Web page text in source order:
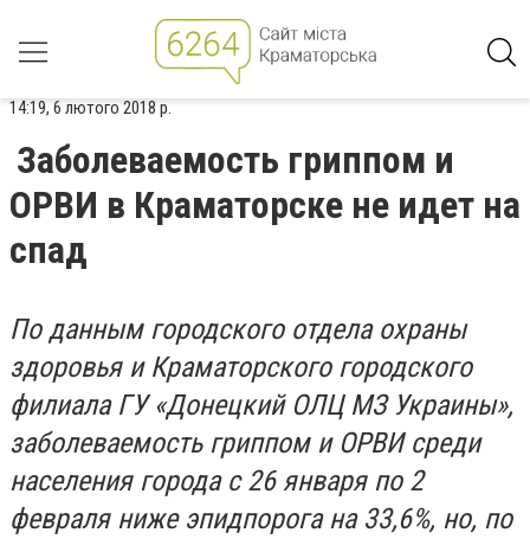
14:19, 6 лютого 2018 р.
Заболеваемость гриппом и
ОРВИ в Краматорске не идет на
спад
По данным городского отдела охраны
здоровья и Краматорского городского
филиала ГУ «Донецкий ОЛЦ МЗ Украины»,
заболеваемость гриппом и ОРВИ среди
населения города с 26 января по 2
февраля ниже эпидпорога на 33,6%, но, по